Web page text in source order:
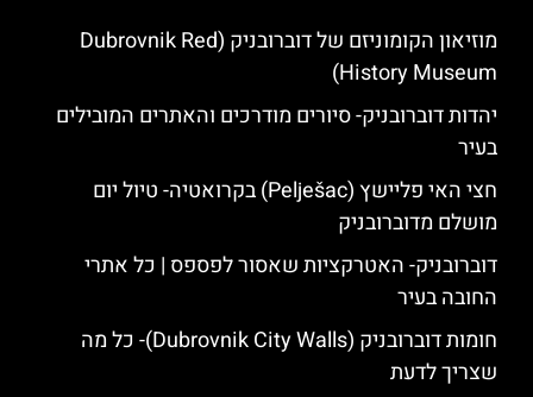
מוזיאון הקומוניזם של דוברובניק (Dubrovnik Red
History Museum)
יהדות דוברובניק- סיורים מודרכים והאתרים המובילים
בעיר
חצי האי פליישץ (Pelješac) בקרואטיה- טיול יום
מושלם מדוברובניק
דוברובניק- האטרקציות שאסור לפספס | כל אתרי
החובה בעיר
חומות דוברובניק (Dubrovnik City Walls)- כל מה
שצריך לדעת